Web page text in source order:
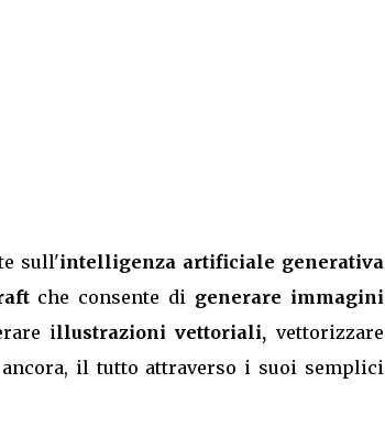
sull'intelligenza artificiale generativa
che consente di generare immagini
illustrazioni vettoriali, vettorizzare
il tutto attraverso i suoi semplici